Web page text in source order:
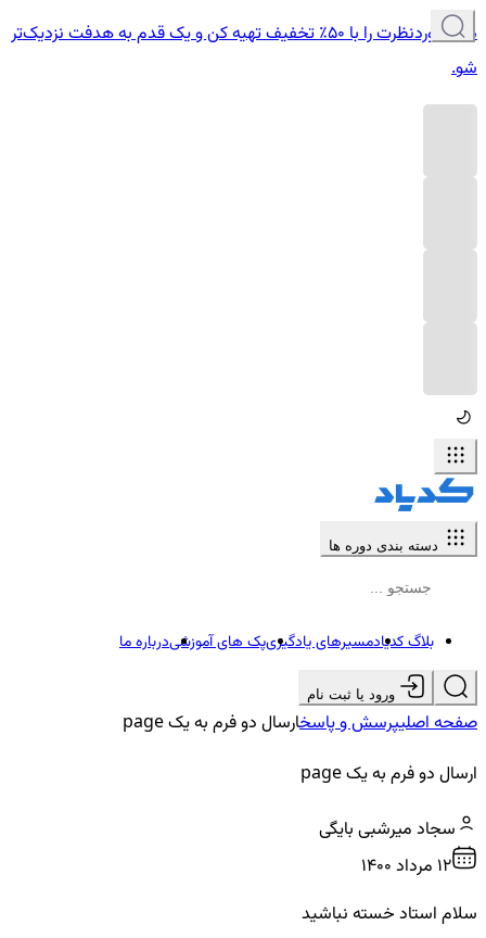
دوره موردنظرت را با ۵۰٪ تخفیف تهیه کن و یک قدم به هدفت نزدیک‌تر
شو.
دسته بندی دوره ها
بلاگ کدیادمسیرهای یادگیریپک های آموزشیدرباره ما
ورود یا ثبت نام
صفحه اصلیپرسش و پاسخارسال دو فرم به یک page
ارسال دو فرم به یک page
سجاد میرشبی بایگی
12 مرداد ۱۴۰۰
سلام استاد خسته نباشید